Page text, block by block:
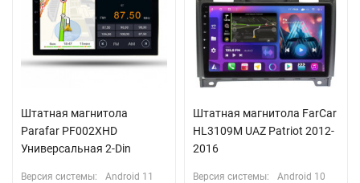
Штатная магнитола
Parafar PF002XHD
Универсальная 2-Din
Версия системы: Android 11
Штатная магнитола FarCar
HL3109M UAZ Patriot 2012-
2016
Версия системы: Android 10